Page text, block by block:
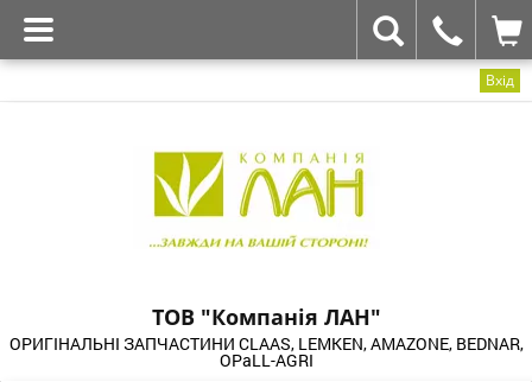
Вхід
ТОВ "Компанія ЛАН"
ОРИГІНАЛЬНІ ЗАПЧАСТИНИ CLAAS, LEMKEN, AMAZONE, BEDNAR,
OPaLL-AGRI